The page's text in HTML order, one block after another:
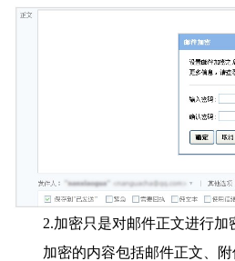
2.加密只是对邮件正文进行加
加密的内容包括邮件正文、